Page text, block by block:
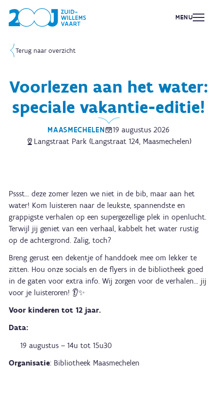
MENU
Terug naar overzicht
Voorlezen aan het water:
speciale vakantie-editie!
MAASMECHELEN
19 augustus 2026
Langstraat Park (Langstraat 124, Maasmechelen)
Pssst… deze zomer lezen we niet in de bib, maar aan het
water! Kom luisteren naar de leukste, spannendste en
grappigste verhalen op een supergezellige plek in openlucht.
Terwijl jij geniet van een verhaal, kabbelt het water rustig
op de achtergrond. Zalig, toch?
Breng gerust een dekentje of handdoek mee om lekker te
zitten. Hou onze socials en de flyers in de bibliotheek goed
in de gaten voor extra info. Wij zorgen voor de verhalen… jij
voor je luisteroren! 👂✨
Voor kinderen tot 12 jaar.
Data:
19 augustus – 14u tot 15u30
Organisatie: Bibliotheek Maasmechelen